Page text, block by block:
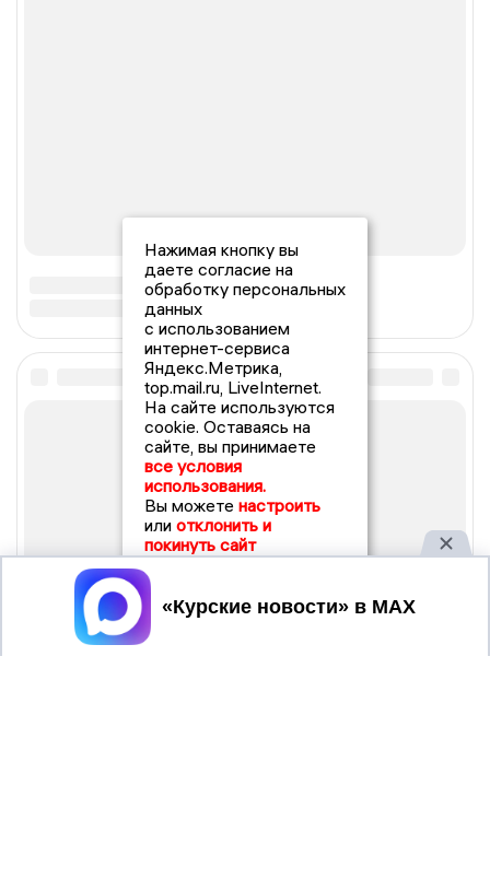
Нажимая кнопку вы
даете согласие на
обработку персональных
данных
с использованием
интернет-сервиса
Яндекс.Метрика,
top.mail.ru, LiveInternet.
На сайте используются
cookie. Оставаясь на
сайте, вы принимаете
все условия
использования.
Вы можете настроить
или отклонить и
покинуть сайт
Принять